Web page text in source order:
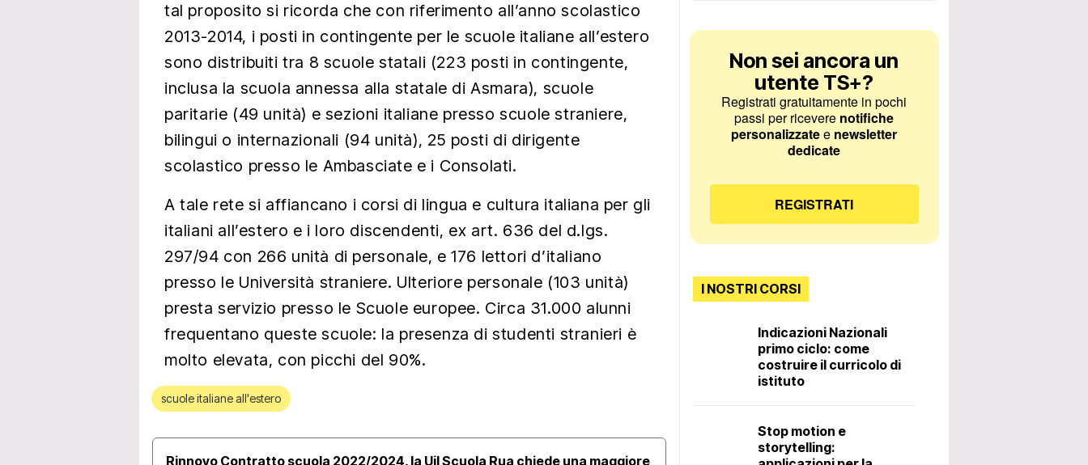
tal proposito si ricorda che con riferimento all’anno scolastico
2013-2014, i posti in contingente per le scuole italiane all’estero
sono distribuiti tra 8 scuole statali (223 posti in contingente,
inclusa la scuola annessa alla statale di Asmara), scuole
paritarie (49 unità) e sezioni italiane presso scuole straniere,
bilingui o internazionali (94 unità), 25 posti di dirigente
scolastico presso le Ambasciate e i Consolati.
A tale rete si affiancano i corsi di lingua e cultura italiana per gli
italiani all’estero e i loro discendenti, ex art. 636 del d.lgs.
297/94 con 266 unità di personale, e 176 lettori d’italiano
presso le Università straniere. Ulteriore personale (103 unità)
presta servizio presso le Scuole europee. Circa 31.000 alunni
frequentano queste scuole: la presenza di studenti stranieri è
molto elevata, con picchi del 90%.
scuole italiane all'estero
Rinnovo Contratto scuola 2022/2024, la Uil Scuola Rua chiede una maggiore
Rinnovo contratto scuola 2022/2024, incontro dedicato al
Non sei ancora un
utente TS+?
Registrati gratuitamente in pochi
passi per ricevere notifiche
personalizzatee newsletter
dedicate
REGISTRATI
I NOSTRI CORSI
Indicazioni Nazionali
primo ciclo: come
costruire il curricolo di
istituto
Stop motion e
storytelling: